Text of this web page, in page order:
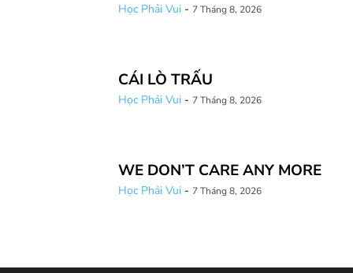
Học Phải Vui - 7 Tháng 8, 2026
CÁI LÒ TRẤU
Học Phải Vui - 7 Tháng 8, 2026
WE DON’T CARE ANY MORE
Học Phải Vui - 7 Tháng 8, 2026